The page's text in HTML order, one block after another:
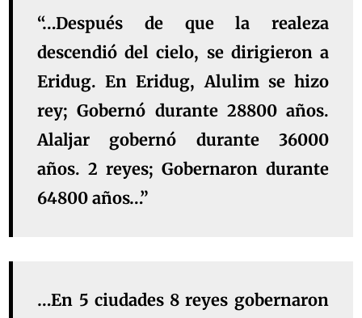
“…Después de que la realeza
descendió del cielo, se dirigieron a
Eridug. En Eridug, Alulim se hizo
rey; Gobernó durante 28800 años.
Alaljar gobernó durante 36000
años. 2 reyes; Gobernaron durante
64800 años…”
…En 5 ciudades 8 reyes gobernaron